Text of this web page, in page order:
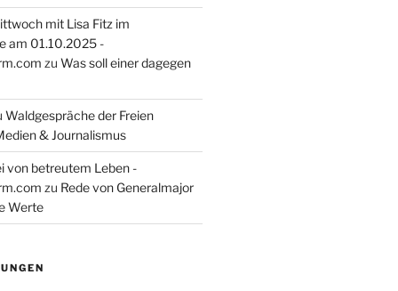
mit Lisa Fitz im
am 01.10.2025 -
zu Was soll einer dagegen
Waldgespräche der Freien
& Journalismus
von betreutem Leben -
zu Rede von Generalmajor
Werte